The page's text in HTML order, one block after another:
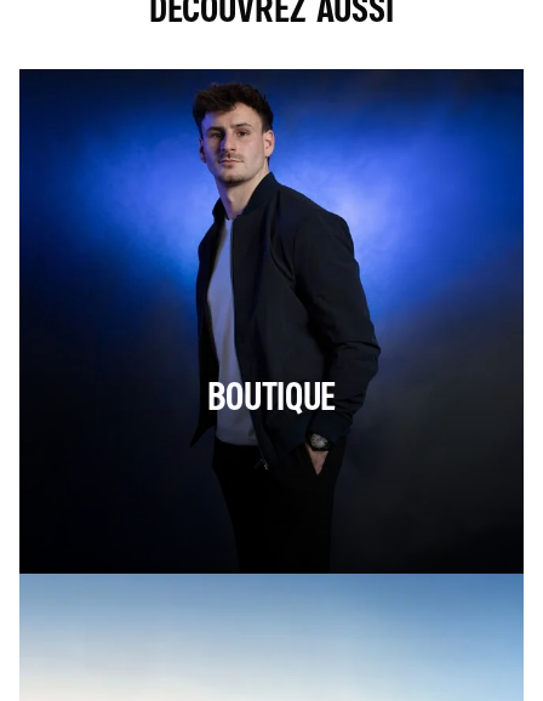
BOUTIQUE